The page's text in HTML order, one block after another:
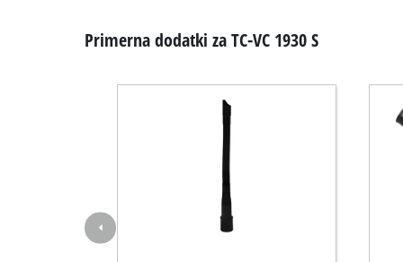
Primerna dodatki za TC-VC 1930 S